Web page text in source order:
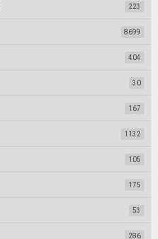
223
8699
404
30
167
1132
105
175
53
286